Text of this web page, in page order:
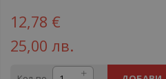
12,78 €
25,00 лв.